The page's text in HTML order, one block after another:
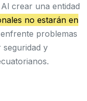
crear una entidad
no estarán en
problemas
y